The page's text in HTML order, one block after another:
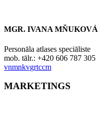
MGR. IVANA MŇUKOVÁ
Personāla atlases speciāliste
mob. tālr.: +420 606 787 305
vnmnkvgrtccm
MARKETINGS